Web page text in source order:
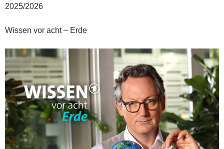
2025/2026
Wissen vor acht – Erde